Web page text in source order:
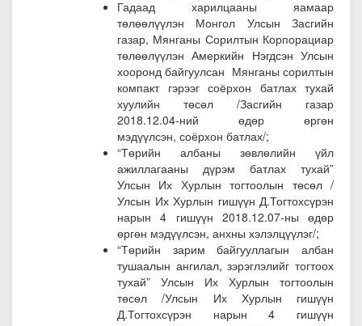
Гадаад харилцааны яамаар
төлөөлүүлэн Монгол Улсын Засгийн
газар, Мянганы Сорилтын Корпорациар
төлөөлүүлэн Амеркийн Нэгдсэн Улсын
хооронд байгуулсан Мянганы сорилтын
компакт гэрээг соёрхон батлах тухай
хуулийн төсөл /Засгийн газар
2018.12.04-ний өдөр өргөн
мэдүүлсэн, соёрхон батлах/;
“Төрийн албаны зөвлөлийн үйл
ажиллагааны дүрэм батлах тухай”
Улсын Их Хурлын тогтоолын төсөл /
Улсын Их Хурлын гишүүн Д.Тогтохсүрэн
нарын 4 гишүүн 2018.12.07-ны өдөр
өргөн мэдүүлсэн, анхны хэлэлцүүлэг/;
“Төрийн зарим байгууллагын албан
тушаалын ангилал, зэрэглэлийг тогтоох
тухай” Улсын Их Хурлын тогтоолын
төсөл /Улсын Их Хурлын гишүүн
Д.Тогтохсүрэн нарын 4 гишүүн